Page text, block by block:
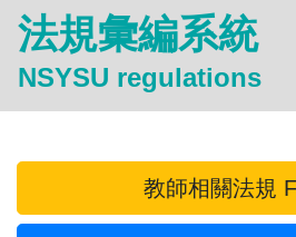
法規彙編系統
NSYSU regulations
教師相關法規